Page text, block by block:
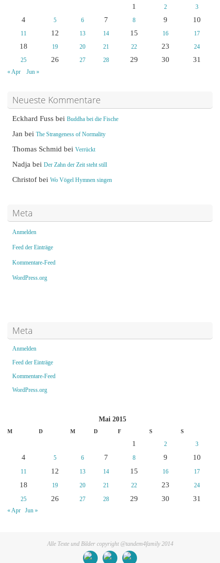
1 2 3
4 5 6 7 8 9 10
11 12 13 14 15 16 17
18 19 20 21 22 23
24
25
26 27 28 29 30 31
« Apr Jun »
Neueste Kommentare
Eckhard Fuss bei Buddha bei die Fische
Jan bei The Strangeness of Normality
Thomas Schmid bei Verrückt
Nadja bei Der Zahn der Zeit steht still
Christof bei Wo Vögel Hymnen singen
Meta
Anmelden
Feed der Einträge
Kommentare-Feed
WordPress.org
Meta
Anmelden
Feed der Einträge
Kommentare-Feed
WordPress.org
Mai 2015
M D M D F S S
1 2 3
4 5 6 7 8 9 10
11 12 13 14 15 16 17
18 19 20 21 22 23
24
25
26 27 28 29 30 31
« Apr Jun »
Alle Texte und Bilder copyright @tandem4family 2014